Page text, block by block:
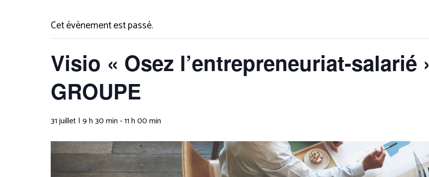
Cet évènement est passé.
Visio « Osez l’entrepreneuriat-salarié
GROUPE
31 juillet | 9 h 30 min-11 h 00 min